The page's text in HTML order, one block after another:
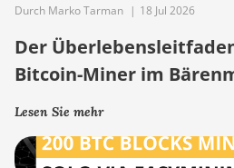
Durch Marko Tarman | 18 Jul 2026
Der
Bitcoin-Miner im
Lesen Sie mehr